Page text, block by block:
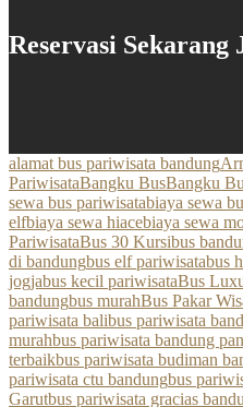
Reservasi Sekarang
alamat bus pariwisata bandung
PariwisataBangku BusBangku
sewa bus pariwisatabiaya sewa
elfbiaya sewa hiacebiaya sewa
PariwisataBus 30 Kursibus
di bandungbus elf pariwisatabus
jogjabus kecil pariwisataBus
bandungbus murahBus Pakar
pariwisata balibus pariwisata
murahbus pariwisata bandung
terbaikbus pariwisata budiman
pariwisata ctu bandungbus
Garutbus pariwisata gracias